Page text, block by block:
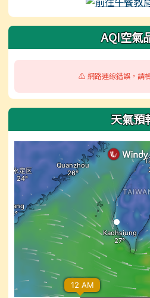
AQI空氣
⚠️ 網路連線錯誤，請
天氣預